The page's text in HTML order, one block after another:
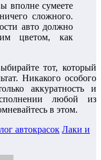
вполне сумеете
сложного.
авто должно
цветом, как
тот, который
Никакого особого
аккуратность и
любой из
в этом.
автокрасок Лаки и